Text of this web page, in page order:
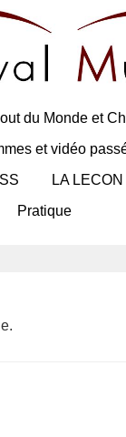
du Monde et
et vidéo
LA
Pratique